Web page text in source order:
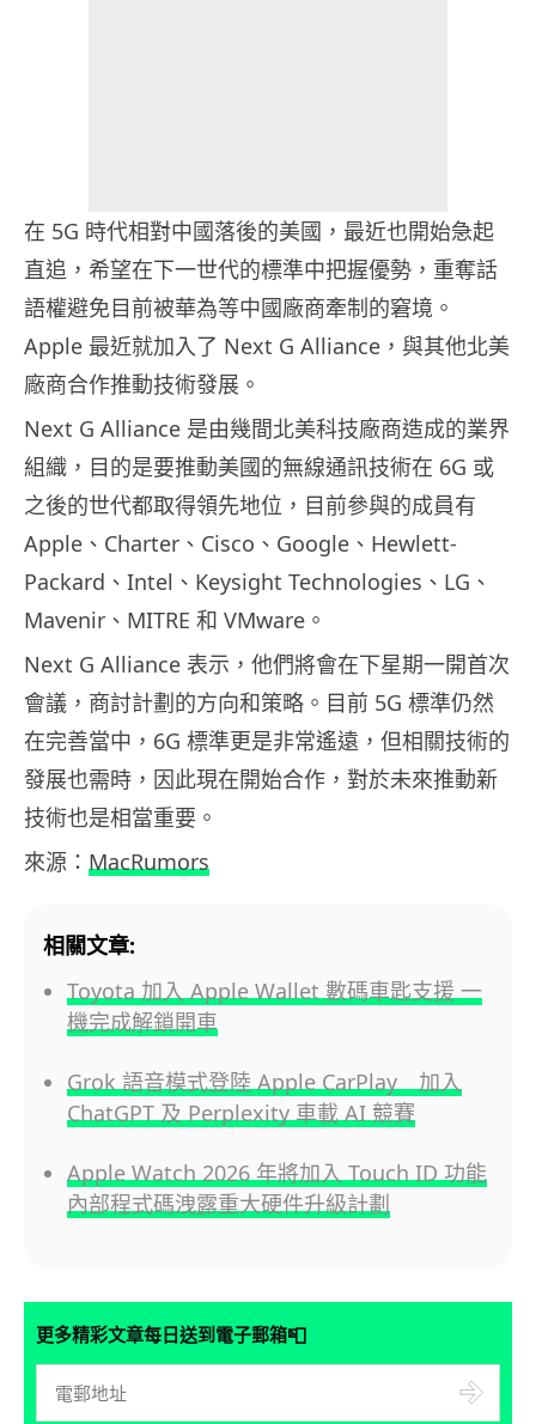
在 5G 時代相對中國落後的美國，最近也開始急起
直追，希望在下一世代的標準中把握優勢，重奪話
語權避免目前被華為等中國廠商牽制的窘境。
Apple 最近就加入了 Next G Alliance，與其他北美
廠商合作推動技術發展。
Next G Alliance 是由幾間北美科技廠商造成的業界
組織，目的是要推動美國的無線通訊技術在 6G 或
之後的世代都取得領先地位，目前參與的成員有
Apple、Charter、Cisco、Google、Hewlett-
Packard、Intel、Keysight Technologies、LG、
Mavenir、MITRE 和 VMware。
Next G Alliance 表示，他們將會在下星期一開首次
會議，商討計劃的方向和策略。目前 5G 標準仍然
在完善當中，6G 標準更是非常遙遠，但相關技術的
發展也需時，因此現在開始合作，對於未來推動新
技術也是相當重要。
來源： MacRumors
相關文章:
Toyota 加入 Apple Wallet 數碼車匙支援 一
機完成解鎖開車
Grok 語音模式登陸 Apple CarPlay 加入
ChatGPT 及 Perplexity 車載 AI 競賽
Apple Watch 2026 年將加入 Touch ID 功能
內部程式碼洩露重大硬件升級計劃
更多精彩文章每日送到電子郵箱📮